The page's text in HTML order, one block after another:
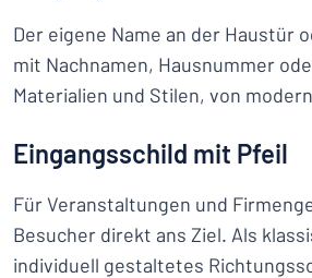
Der eigene Name an der Haustür
mit Nachnamen, Hausnummer
Materialien und Stilen, von
Eingangsschild mit Pfeil
Für Veranstaltungen und
Besucher direkt ans Ziel. Als
individuell gestaltetes